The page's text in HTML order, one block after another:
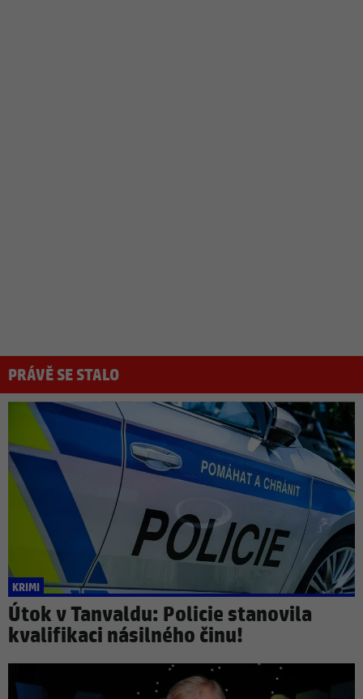
PRÁVĚ SE STALO
KRIMI
Útok v Tanvaldu: Policie stanovila
kvalifikaci násilného činu!